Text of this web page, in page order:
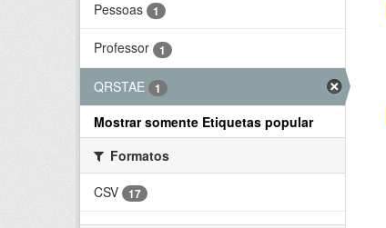
Pessoas 1
Professor 1
QRSTAE 1
Mostrar somente Etiquetas popular
Formatos
CSV
17